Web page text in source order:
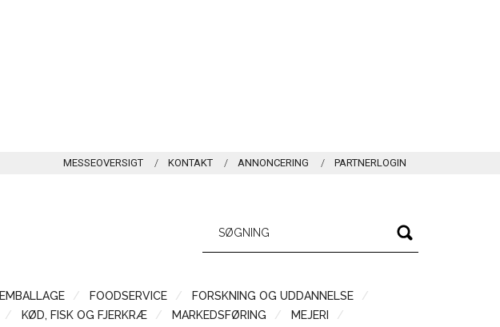
MESSEOVERSIGT KONTAKT ANNONCERING PARTNERLOGIN
EMBALLAGE FOODSERVICE
FORSKNING OG UDDANNELSE
KØD, FISK OG FJERKRÆ MARKEDSFØRING
MEJERI